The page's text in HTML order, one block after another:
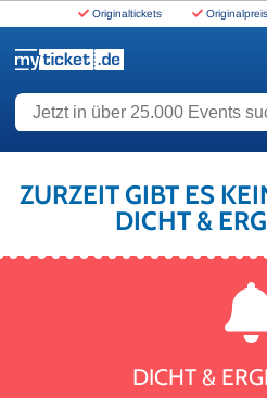
Originaltickets
Jetzt in über 25.000 Events suchen
ZURZEIT GIBT ES
DICHT &
DICHT &